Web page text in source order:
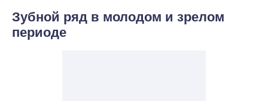
Зубной ряд в молодом и зрелом
периоде